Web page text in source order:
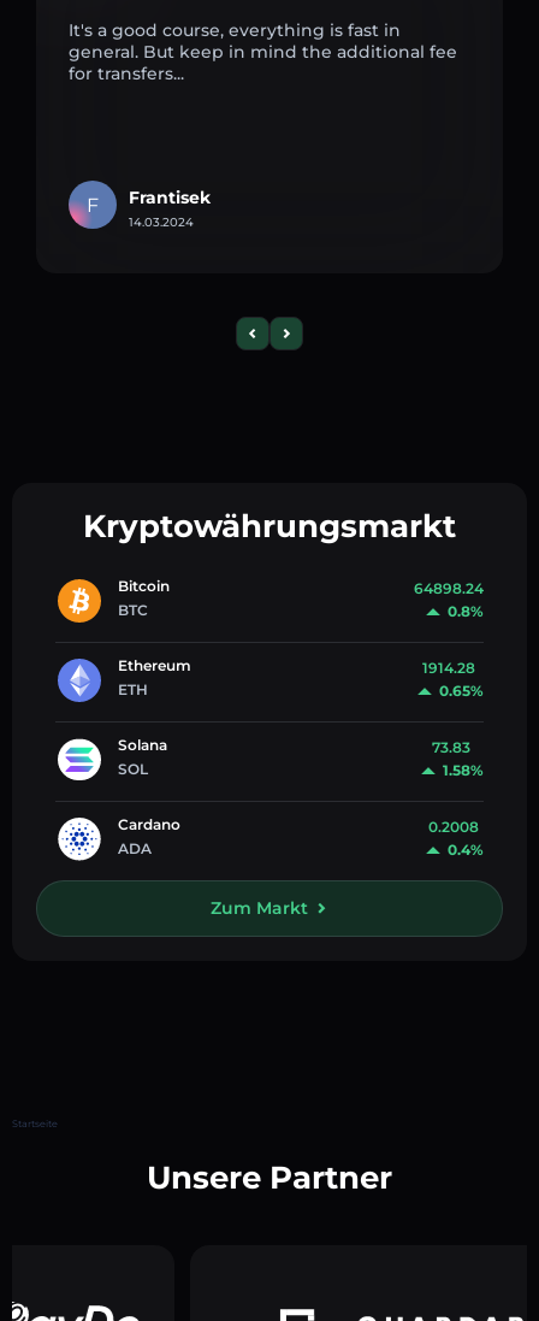
It's a good course, everything is fast in
general. But keep in mind the additional fee
for transfers...
F Frantisek
14.03.2024
Kryptowährungsmarkt
Bitcoin
BTC
64898.24
0.8%
Ethereum
ETH
1914.28
0.65%
Solana
SOL
73.83
1.58%
Cardano
ADA
0.2008
0.4%
Zum Markt
Startseite
Unsere Partner